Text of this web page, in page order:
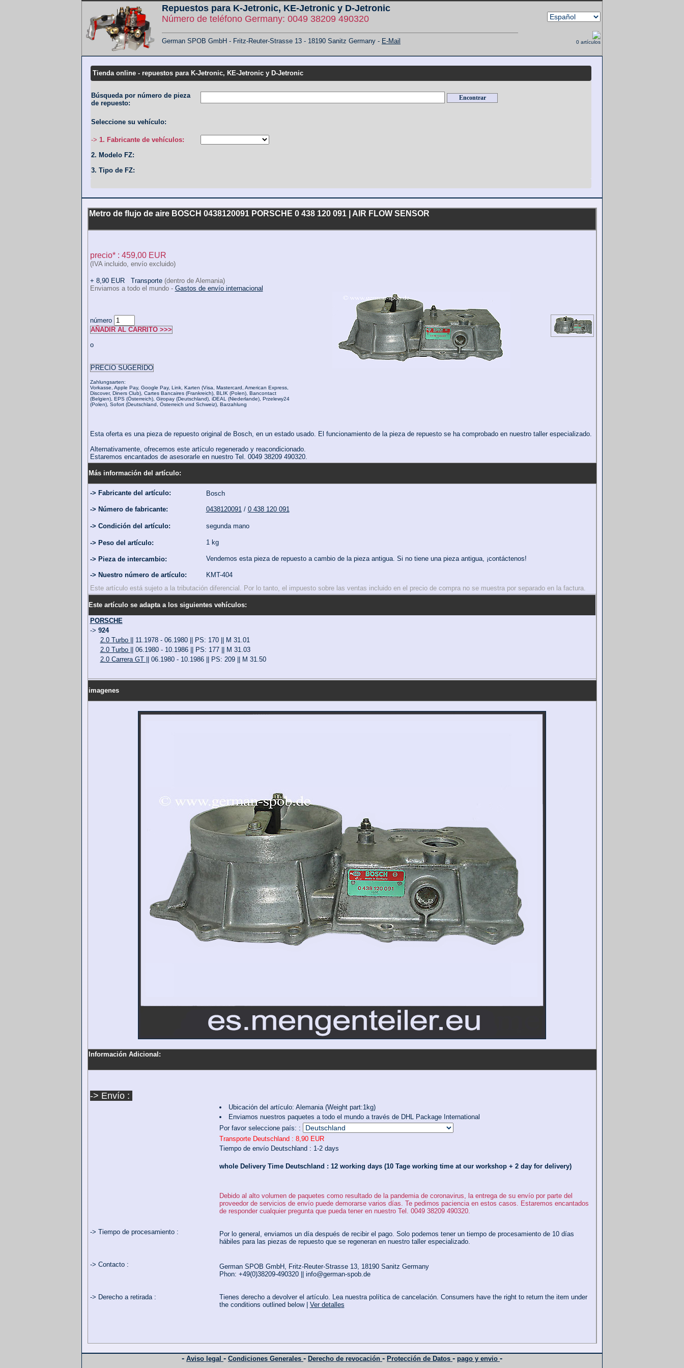
Repuestos para K-Jetronic, KE-Jetronic y D-Jetronic
Número de teléfono Germany: 0049 38209 490320
German SPOB GmbH - Fritz-Reuter-Strasse 13 - 18190 Sanitz Germany - E-Mail 0 artículos
Tienda online - repuestos para K-Jetronic, KE-Jetronic y D-Jetronic
Búsqueda por número de pieza
de repuesto:
Seleccione su vehículo:
-> 1. Fabricante de vehículos:
2. Modelo FZ:
3. Tipo de FZ:
Metro de flujo de aire BOSCH 0438120091 PORSCHE 0 438 120 091 | AIR FLOW SENSOR
precio* : 459,00 EUR
(IVA incluido, envío excluido)
+ 8,90 EUR Transporte (dentro de Alemania)
Enviamos a todo el mundo - Gastos de envío internacional
número
AÑADIR AL CARRITO >>>
o
PRECIO SUGERIDO
Zahlungsarten:
Vorkasse, Apple Pay, Google Pay, Link, Karten (Visa, Mastercard, American Express,
Discover, Diners Club), Cartes Bancaires (Frankreich), BLIK (Polen), Bancontact
(Belgien), EPS (Österreich), Giropay (Deutschland), iDEAL (Niederlande), Przelewy24
(Polen), Sofort (Deutschland, Österreich und Schweiz), Barzahlung
Esta oferta es una pieza de repuesto original de Bosch, en un estado usado. El funcionamiento de la pieza de repuesto se ha comprobado en nuestro taller especializado.
Alternativamente, ofrecemos este artículo regenerado y reacondicionado.
Estaremos encantados de asesorarle en nuestro Tel. 0049 38209 490320.
Más información del artículo:
-> Fabricante del artículo: Bosch
-> Número de fabricante: 0438120091/ 0 438 120 091
-> Condición del artículo: segunda mano
-> Peso del artículo: 1 kg
-> Pieza de intercambio: Vendemos esta pieza de repuesto a cambio de la pieza antigua. Si no tiene una pieza antigua, ¡contáctenos!
-> Nuestro número de artículo:
KMT-404
Este artículo está sujeto a la tributación diferencial. Por lo tanto, el impuesto sobre las ventas incluido en el precio de compra no se muestra por separado en la factura.
Este artículo se adapta a los siguientes vehículos:
PORSCHE
-> 924
2.0 Turbo
|| 11.1978 - 06.1980 || PS: 170 || M 31.01
2.0 Turbo
|| 06.1980 - 10.1986 || PS: 177 || M 31.03
2.0 Carrera GT
|| 06.1980 - 10.1986 || PS: 209 || M 31.50
imagenes
Información Adicional:
-> Envío :
Ubicación del artículo: Alemania (Weight part:1kg)
Enviamos nuestros paquetes a todo el mundo a través de DHL Package International
Por favor seleccione país: :
Transporte Deutschland : 8,90 EUR
Tiempo de envío Deutschland : 1-2 days
whole Delivery Time Deutschland : 12 working days (10 Tage working time at our workshop + 2 day for delivery)
Debido al alto volumen de paquetes como resultado de la pandemia de coronavirus, la entrega de su envío por parte del
proveedor de servicios de envío puede demorarse varios días. Te pedimos paciencia en estos casos. Estaremos encantados
de responder cualquier pregunta que pueda tener en nuestro Tel. 0049 38209 490320.
-> Tiempo de procesamiento :
Por lo general, enviamos un día después de recibir el pago. Solo podemos tener un tiempo de procesamiento de 10 días
hábiles para las piezas de repuesto que se regeneran en nuestro taller especializado.
-> Contacto :
German SPOB GmbH, Fritz-Reuter-Strasse 13, 18190 Sanitz Germany
Phon: +49(0)38209-490320 || info@german-spob.de
-> Derecho a retirada :
Tienes derecho a devolver el artículo. Lea nuestra política de cancelación. Consumers have the right to return the item under
the conditions outlined below | Ver detalles
- Aviso legal - Condiciones Generales - Derecho de revocación - Protección de Datos - pago y envio -